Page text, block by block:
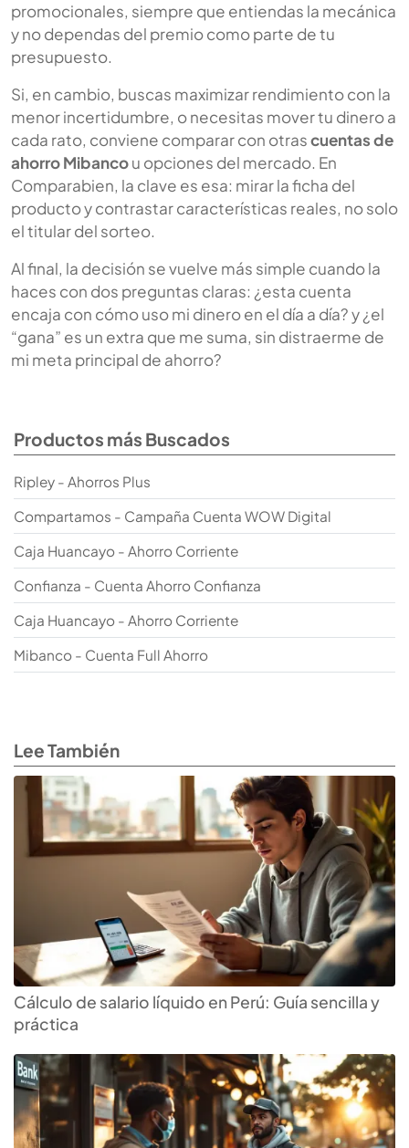
promocionales, siempre que entiendas la mecánica
y no dependas del premio como parte de tu
presupuesto.
Si, en cambio, buscas maximizar rendimiento con la
menor incertidumbre, o necesitas mover tu dinero a
cada rato, conviene comparar con otrascuentas de
ahorro Mibancou opciones del mercado. En
Comparabien, la clave es esa: mirar la ficha del
producto y contrastar características reales, no solo
el titular del sorteo.
Al final, la decisión se vuelve más simple cuando la
haces con dos preguntas claras: ¿esta cuenta
encaja con cómo uso mi dinero en el día a día? y ¿el
“gana” es un extra que me suma, sin distraerme de
mi meta principal de ahorro?
Productos más Buscados
Ripley - Ahorros Plus
Compartamos - Campaña Cuenta WOW Digital
Caja Huancayo - Ahorro Corriente
Confianza - Cuenta Ahorro Confianza
Caja Huancayo - Ahorro Corriente
Mibanco - Cuenta Full Ahorro
Lee También
Cálculo de salario líquido en Perú: Guía sencilla y
práctica